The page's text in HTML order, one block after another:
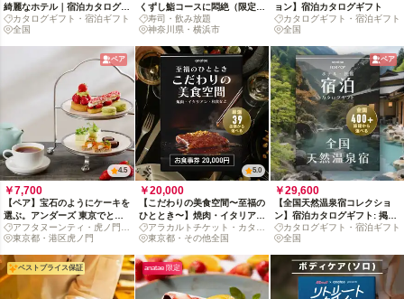
綺麗なホテル｜宿泊カタログギ
フトカタログギフト・宿泊ギフト
全国
くずし鮨コースに悶絶（限定酒
飲み放題付き）
寿司・飲み放題
神奈川県・横浜市
ョン】宿泊カタログギフト
カタログギフト・宿泊ギフト
全国
ペア
4.5
￥7,700
【ペア】宝石のようにケーキを
選ぶ。アンダーズ 東京でとき
めきのヌン活を
アフタヌーンティ・虎ノ門ヒ
ルズ
東京都・港区虎ノ門
5.0
￥20,000
【こだわりの美食空間〜至福の
ひととき〜】焼肉・イタリア
ン・和食など、厳選39店舗か
ら選べるお食事券 20,000円
アラカルトチケット・カタロ
グ
東京都・その他全国
ペア
￥29,600
【全国天然温泉宿コレクショ
ン】宿泊カタログギフト: 掲載
数400+施設〜
カタログギフト・宿泊ギフト
全国
ベストプライス保証 anatae 限定